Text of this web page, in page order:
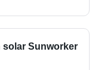
solar Sunworker